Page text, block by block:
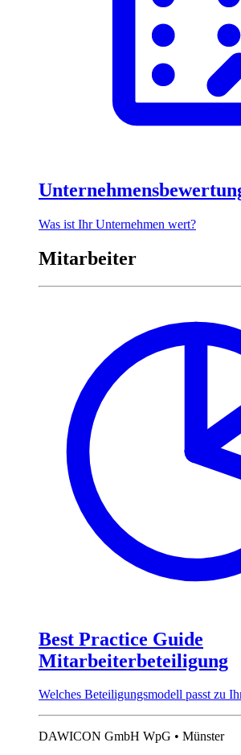
Was ist Ihr Unternehmen wert?
Mitarbeiter
Best Practice Guide
Mitarbeiterbeteiligung
Welches Beteiligungsmodell passt zu
DAWICON GmbH WpG • Münster